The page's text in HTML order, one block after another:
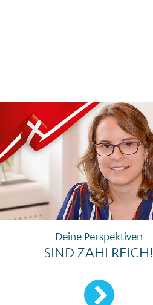
Deine Perspektiven
SIND ZAHLREICH!
Mehr erfahren